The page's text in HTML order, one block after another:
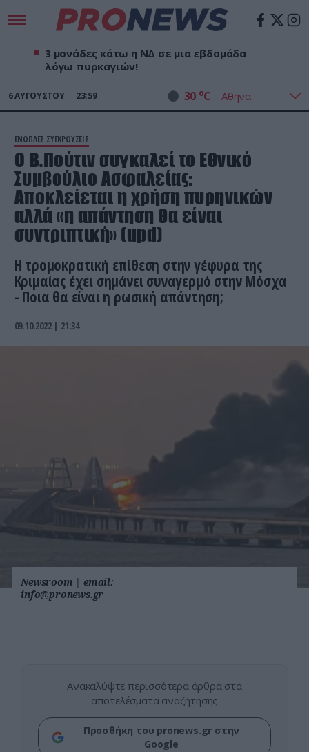
3 μονάδες κάτω η ΝΔ σε μια εβδομάδα
λόγω πυρκαγιών!
6ΑΥΓΟΎΣΤΟΥ 23:59 30 oC
ΕΝΟΠΛΕΣ ΣΥΓΚΡΟΥΣΕΙΣ
Ο Β.Πούτιν συγκαλεί το Εθνικό
Συμβούλιο Ασφαλείας:
Αποκλείεται η χρήση πυρηνικών
αλλά «η απάντηση θα είναι
συντριπτική» (upd)
Η τρομοκρατική επίθεση στην γέφυρα της
Κριμαίας έχει σημάνει συναγερμό στην Μόσχα
- Ποια θα είναι η ρωσική απάντηση;
09.10.2022 | 21:34
Newsroom | email:
info@pronews.gr
Ανακαλύψτε περισσότερα άρθρα στα
αποτελέσματα αναζήτησης
Προσθήκη του pronews.gr στην
Google